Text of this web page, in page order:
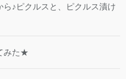
ら♪ピクルスと、ピクルス漬け
みた★